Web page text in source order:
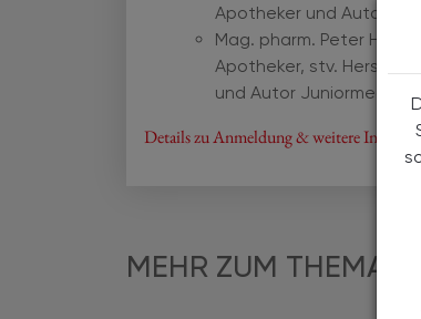
Apotheker und Autor
Mag. pharm. Peter
Apotheker, stv.
und Autor Juniormed
Details zu Anmeldung & weitere
MEHR ZUM THEMA